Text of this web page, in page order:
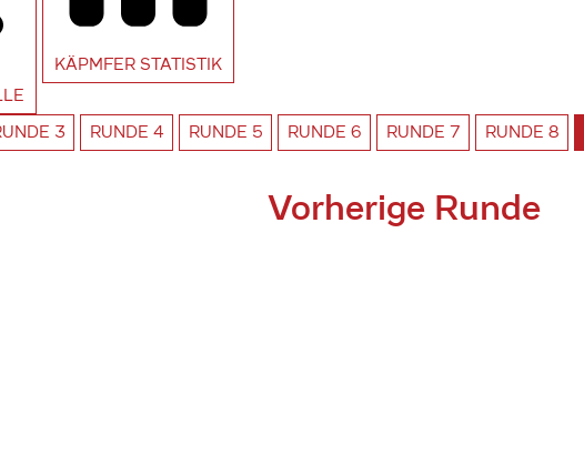
KÄPMFER STATISTIK
3 RUNDE 4 RUNDE 5 RUNDE 6 RUNDE 7 RUNDE 8
Vorherige Runde